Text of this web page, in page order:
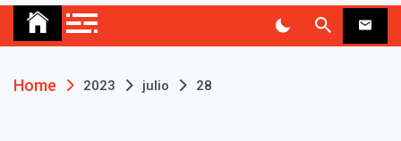
Home 2023 julio 28